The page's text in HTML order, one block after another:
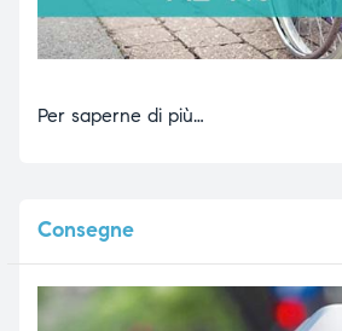
Per saperne di più…
Consegne